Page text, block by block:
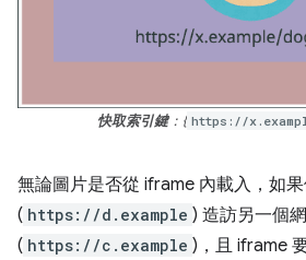
快取索引鍵：{ https://
無論圖片是否從 iframe 內載入，如
( https://d.example ) 造訪另一個
( https://c.example )，且 iframe